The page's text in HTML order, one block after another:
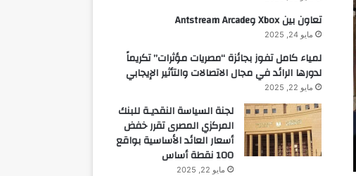
تعاون بين Xbox وAntstream Arcade
مايو 24, 2025
لمياء كامل تفوز بجائزة “مصريات مؤثرات” تكريماً
لدورها الرائد في مجال الاتصالات والتأثير الإيجابي
مايو 22, 2025
لجنة السياسة النقديـة للبنك
المركزي المصرى تقرر خفض
أسعار العائد الأساسية بواقع
100 نقطة أساس
مايو 22, 2025